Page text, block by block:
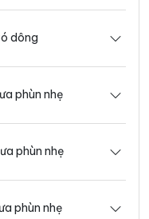
dông
phùn nhẹ
phùn nhẹ
phùn nhẹ